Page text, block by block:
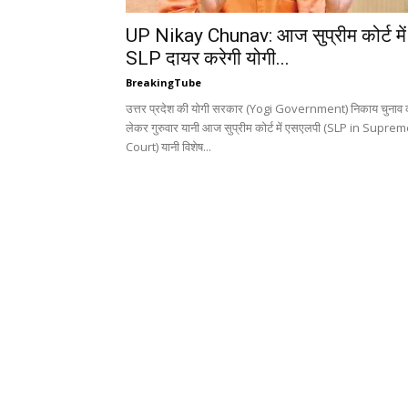
UP Nikay Chunav: आज सुप्रीम कोर्ट में
SLP दायर करेगी योगी...
BreakingTube
उत्तर प्रदेश की योगी सरकार (Yogi Government) निकाय चुनाव
लेकर गुरुवार यानी आज सुप्रीम कोर्ट में एसएलपी (SLP in
Court) यानी विशेष...